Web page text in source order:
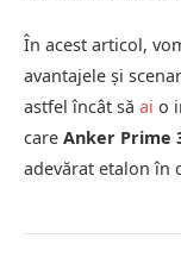
În acest articol,
avantajele și
astfel încât să ai o
care Anker Prime
adevărat etalon în